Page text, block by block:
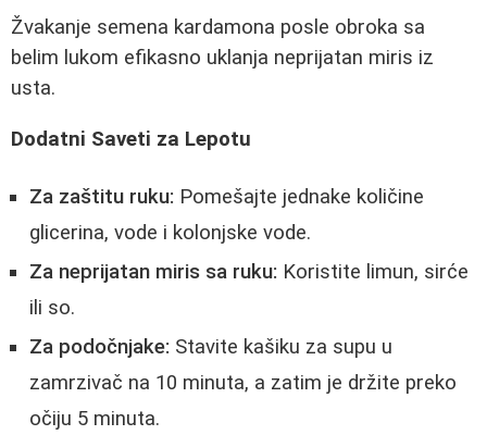
Žvakanje semena kardamona posle obroka sa
belim lukom efikasno uklanja neprijatan miris iz
usta.
Dodatni Saveti za Lepotu
Za zaštitu ruku: Pomešajte jednake količine
glicerina, vode i kolonjske vode.
Za neprijatan miris sa ruku: Koristite limun, sirće
ili so.
Za podočnjake: Stavite kašiku za supu u
zamrzivač na 10 minuta, a zatim je držite preko
očiju 5 minuta.